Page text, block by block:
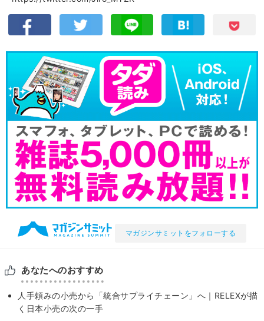
マガジンサミットをフォローする
あなたへのおすすめ
人手頼みの小売から「統合サプライチェーン」へ｜RELEXが描
く日本小売の次の一手